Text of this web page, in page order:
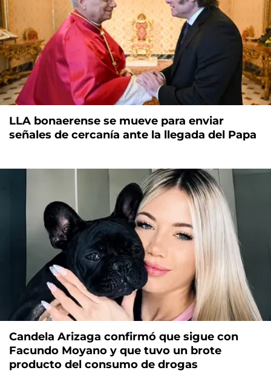
LLA bonaerense se mueve para enviar
señales de cercanía ante la llegada del Papa
Candela Arizaga confirmó que sigue con
Facundo Moyano y que tuvo un brote
producto del consumo de drogas